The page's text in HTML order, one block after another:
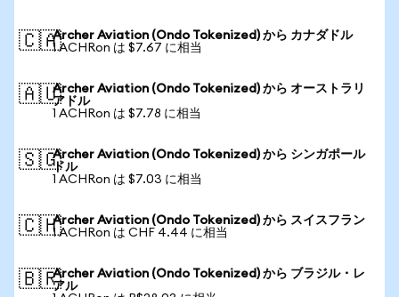
🇨🇦Archer Aviation (Ondo Tokenized) から カナダドル
1 ACHRon は $7.67 に相当
🇦🇺Archer Aviation (Ondo Tokenized) から オーストラリ
アドル
1 ACHRon は $7.78 に相当
🇸🇬Archer Aviation (Ondo Tokenized) から シンガポール
ドル
1 ACHRon は $7.03 に相当
🇨🇭Archer Aviation (Ondo Tokenized) から スイスフラン
1 ACHRon は CHF 4.44 に相当
🇧🇷Archer Aviation (Ondo Tokenized) から ブラジル・レ
アル